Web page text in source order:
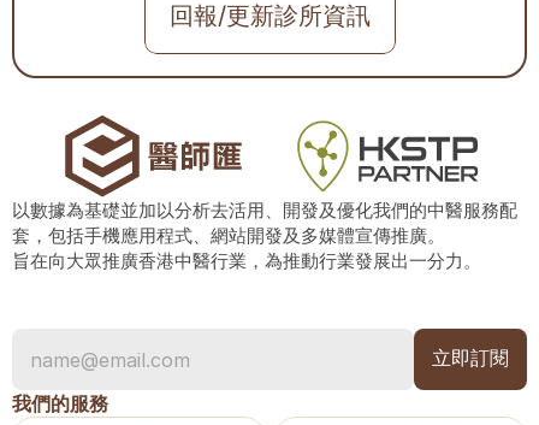
回報/更新診所資訊
以數據為基礎並加以分析去活用、開發及優化我們的中醫服務配
套，包括手機應用程式、網站開發及多媒體宣傳推廣。
旨在向大眾推廣香港中醫行業，為推動行業發展出一分力。
我們的服務